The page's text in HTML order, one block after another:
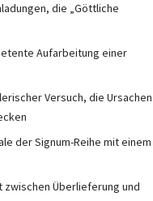
die „Göttliche
Aufarbeitung einer
Versuch, die Ursachen
der Signum-Reihe mit einem
Überlieferung und